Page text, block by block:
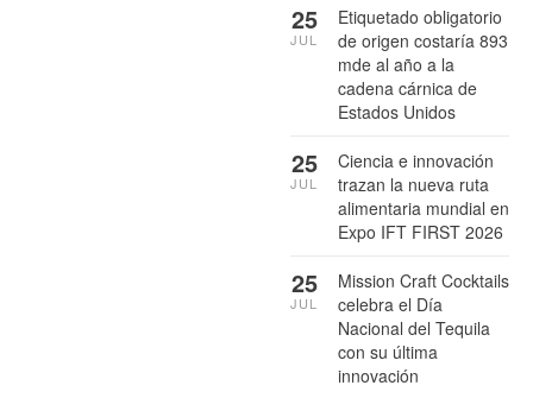
Etiquetado obligatorio
de origen costaría 893
mde al año a la
cadena cárnica de
Estados Unidos
25
JUL
Ciencia e innovación
trazan la nueva ruta
alimentaria mundial en
Expo IFT FIRST 2026
25
JUL
Mission Craft Cocktails
celebra el Día
Nacional del Tequila
con su última
innovación
25
JUL